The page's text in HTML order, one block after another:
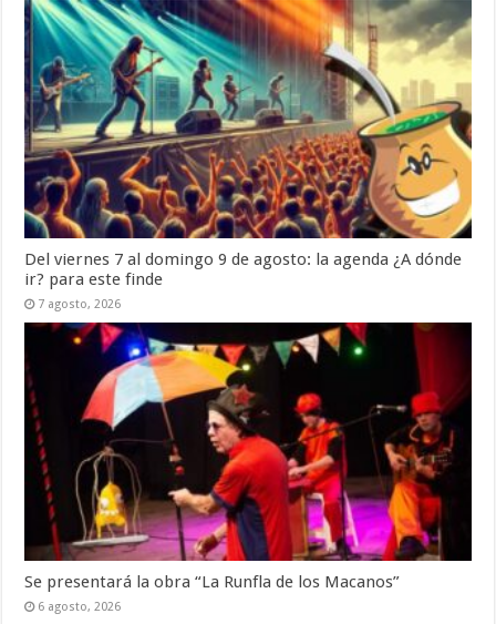
Del viernes 7 al domingo 9 de agosto: la agenda ¿A dónde
ir? para este finde
7 agosto, 2026
Se presentará la obra “La Runfla de los Macanos”
6 agosto, 2026